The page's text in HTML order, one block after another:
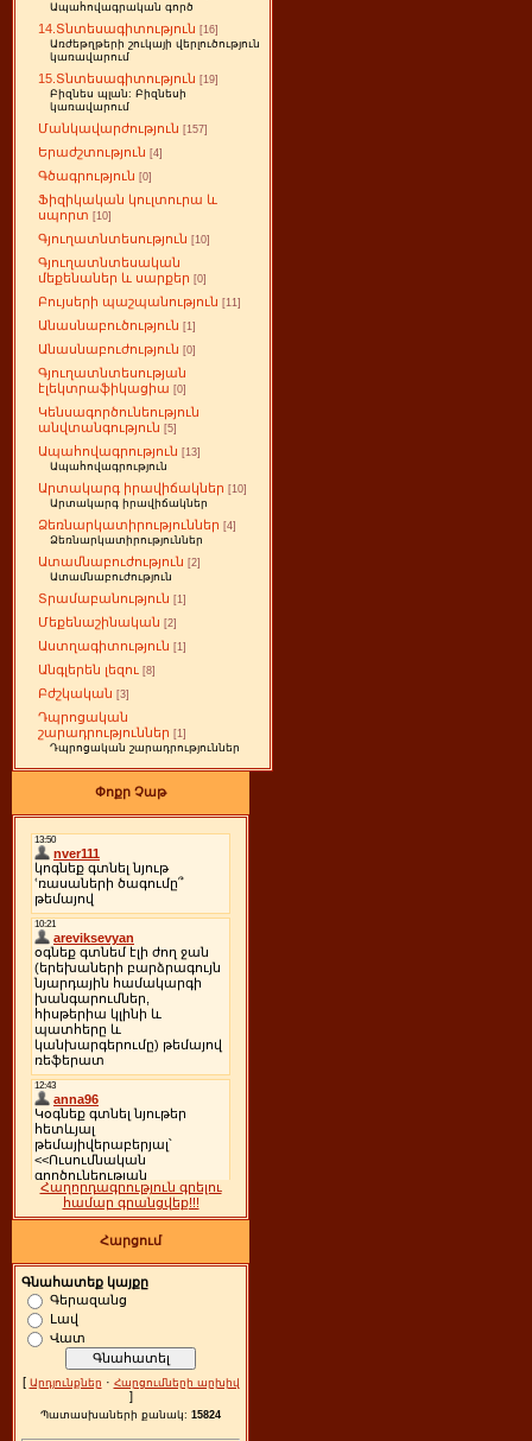
Ապահովագրական գործ
14.Տնտեսագիտություն [16]
Առժեթղթերի շուկայի վերլուծություն
կառավարում
15.Տնտեսագիտություն [19]
Բիզնես պլան: Բիզնեսի
կառավարում
Մանկավարժություն [157]
Երաժշտություն [4]
Գծագրություն [0]
Ֆիզիկական կուլտուրա և
սպորտ [10]
Գյուղատնտեսություն [10]
Գյուղատնտեսական
մեքենաներ և սարքեր [0]
Բույսերի պաշպանություն [11]
Անասնաբուծություն [1]
Անասնաբուժություն [0]
Գյուղատնտեսության
էլեկտրաֆիկացիա [0]
Կենսագործունեություն
անվտանգություն [5]
Ապահովագրություն [13]
Ապահովագրություն
Արտակարգ իրավիճակներ [10]
Արտակարգ իրավիճակներ
Ձեռնարկատիրություններ [4]
Ձեռնարկատիրություններ
Ատամնաբուժություն [2]
Ատամնաբուժություն
Տրամաբանություն [1]
Մեքենաշինական [2]
Աստղագիտություն [1]
Անգլերեն լեզու [8]
Բժշկական [3]
Դպրոցական
շարադրություններ [1]
Դպրոցական շարադրություններ
Փոքր Չաթ
Հաղորդագրություն գրելու
համար գրանցվեք!!!
Հարցում
Գնահատեք կայքը
Գերազանց
Լավ
Վատ
[ Արդյունքներ · Հարցումների արխիվ
]
Պատասխաների քանակ: 15824